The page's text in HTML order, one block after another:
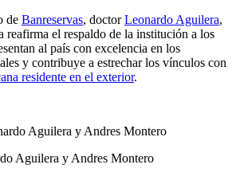
de Banreservas, doctorLeonardo Aguilera,
reafirma el respaldo de la institución a los
al país con excelencia en los
y contribuye a estrechar los vínculos con
residente en el exterior.
Aguilera y Andres Montero